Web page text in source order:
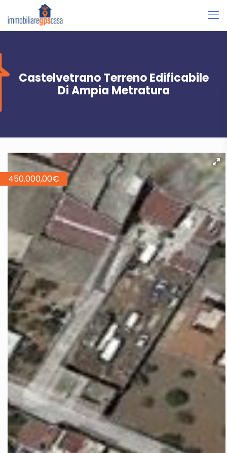
Castelvetrano Terreno Edificabile
Di Ampia Metratura
450.000,00€